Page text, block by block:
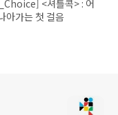
<셔틀콕> : 어
아가는 첫 걸음